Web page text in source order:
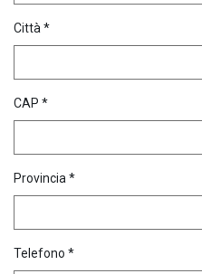
Città *
CAP *
Provincia *
Telefono *